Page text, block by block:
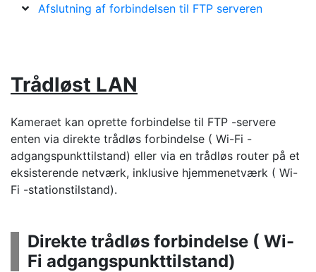
Afslutning af forbindelsen til FTP serveren
Trådløst LAN
Kameraet kan oprette forbindelse til FTP -servere
enten via direkte trådløs forbindelse ( Wi-Fi -
adgangspunkttilstand) eller via en trådløs router på et
eksisterende netværk, inklusive hjemmenetværk ( Wi-
Fi -stationstilstand).
Direkte trådløs forbindelse ( Wi-
Fi adgangspunkttilstand)